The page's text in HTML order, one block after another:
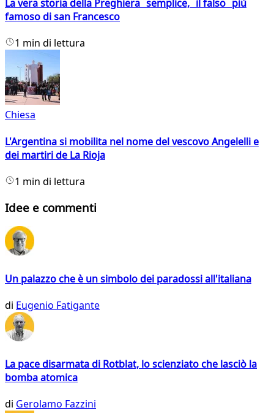
La vera storia della Preghiera semplice, il falso più
famoso di san Francesco
1 min di lettura
Chiesa
L'Argentina si mobilita nel nome del vescovo Angelelli e
dei martiri de La Rioja
1 min di lettura
Idee e commenti
Un palazzo che è un simbolo dei paradossi all'italiana
di Eugenio Fatigante
La pace disarmata di Rotblat, lo scienziato che lasciò la
bomba atomica
di Gerolamo Fazzini